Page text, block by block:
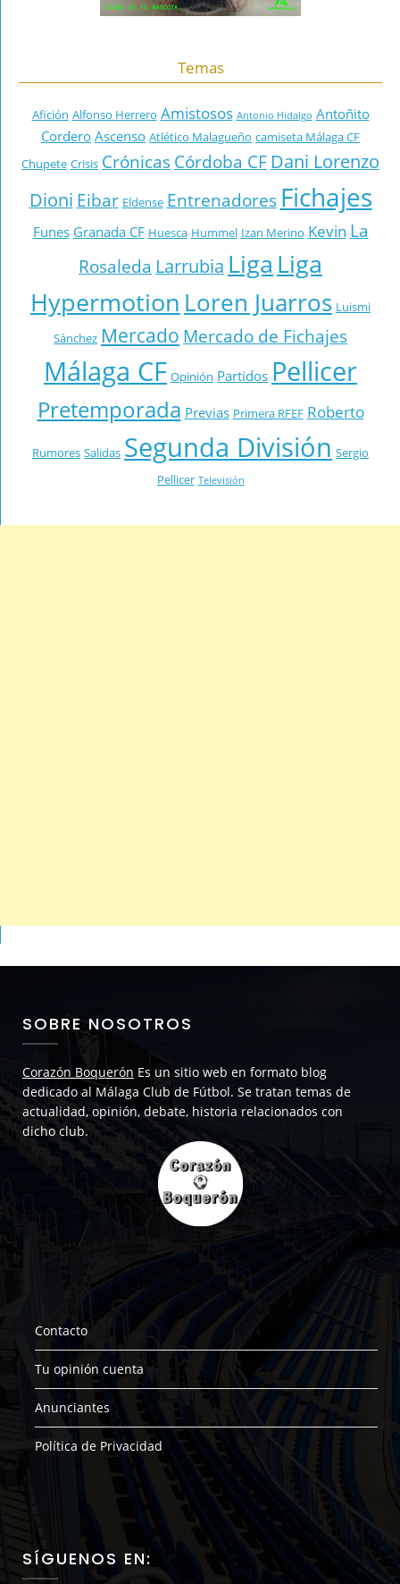
Temas
Afición Alfonso Herrero Amistosos Antonio Hidalgo Antoñito
CorderoAscenso Atlético Malagueño camiseta Málaga CF
Chupete Crisis Crónicas Córdoba CF Dani Lorenzo
Dioni Eibar Eldense Entrenadores Fichajes
Funes Granada CF Huesca Hummel Izan Merino Kevin La
Rosaleda Larrubia Liga Liga
Hypermotion Loren Juarros Luismi
Sánchez Mercado Mercado de Fichajes
Málaga CF Opinión Partidos Pellicer
Pretemporada Previas Primera RFEF Roberto
Rumores Salidas Segunda División Sergio
Pellicer Televisión
SOBRE NOSOTROS
Corazón Boquerón Es un sitio web en formato blog
dedicado al Málaga Club de Fútbol. Se tratan temas de
actualidad, opinión, debate, historia relacionados con
dicho club.
Contacto
Tu opinión cuenta
Anunciantes
Política de Privacidad
SÍGUENOS EN: